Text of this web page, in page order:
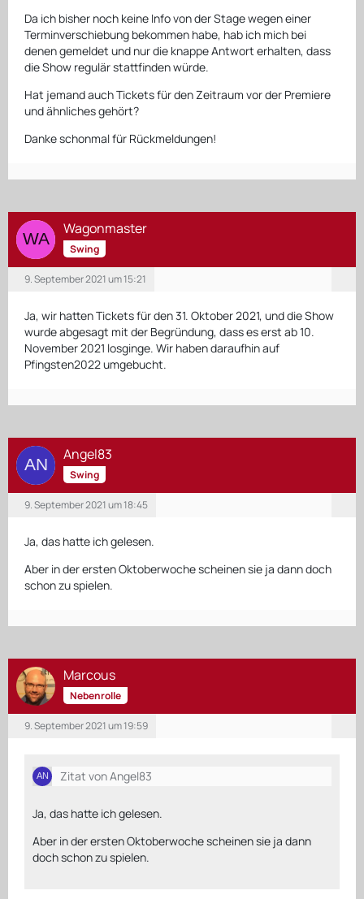
Da ich bisher noch keine Info von der Stage wegen einer
Terminverschiebung bekommen habe, hab ich mich bei
denen gemeldet und nur die knappe Antwort erhalten, dass
die Show regulär stattfinden würde.
Hat jemand auch Tickets für den Zeitraum vor der Premiere
und ähnliches gehört?
Danke schonmal für Rückmeldungen!
Wagonmaster
Swing
9. September 2021 um 15:21
Ja, wir hatten Tickets für den 31. Oktober 2021, und die Show
wurde abgesagt mit der Begründung, dass es erst ab 10.
November 2021 losginge. Wir haben daraufhin auf
Pfingsten2022 umgebucht.
Angel83
Swing
9. September 2021 um 18:45
Ja, das hatte ich gelesen.
Aber in der ersten Oktoberwoche scheinen sie ja dann doch
schon zu spielen.
Marcous
Nebenrolle
9. September 2021 um 19:59
Zitat von Angel83
Ja, das hatte ich gelesen.
Aber in der ersten Oktoberwoche scheinen sie ja dann
doch schon zu spielen.